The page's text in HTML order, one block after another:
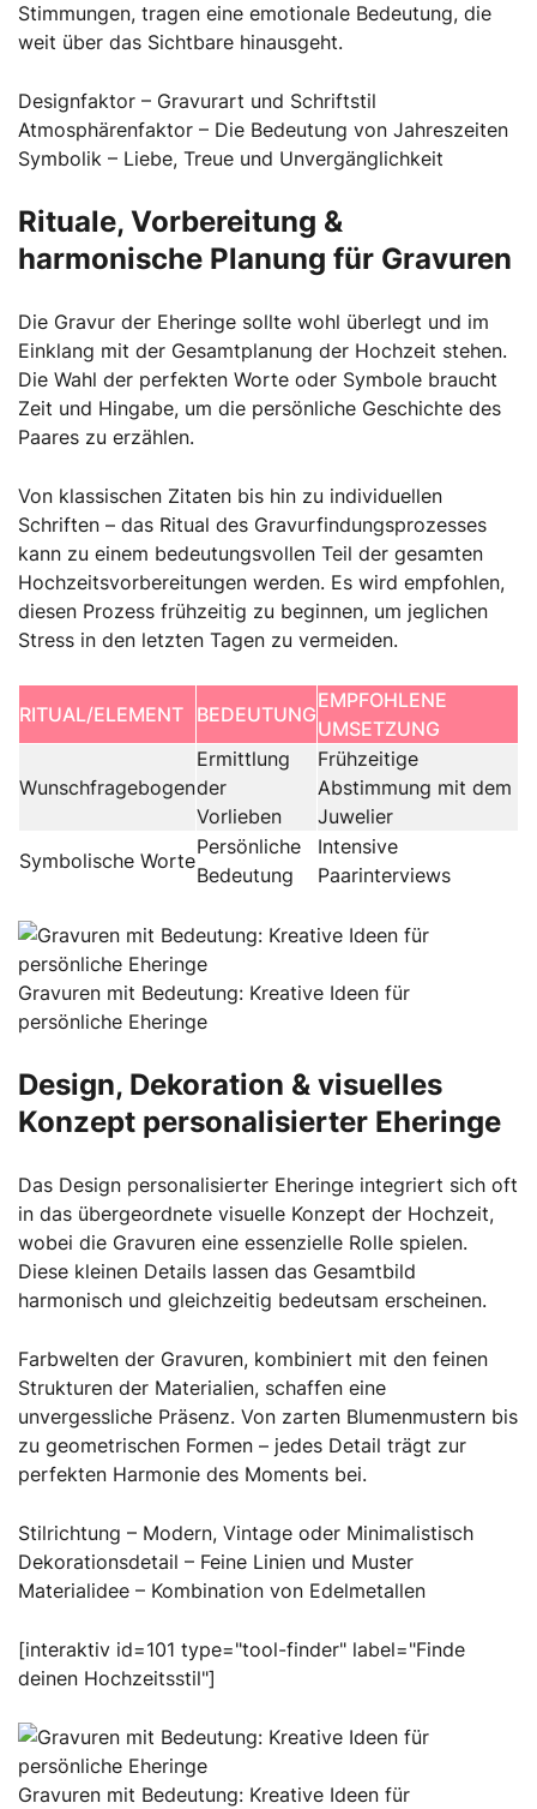
Stimmungen, tragen eine emotionale Bedeutung, die
weit über das Sichtbare hinausgeht.
Designfaktor – Gravurart und Schriftstil
Atmosphärenfaktor – Die Bedeutung von Jahreszeiten
Symbolik – Liebe, Treue und Unvergänglichkeit
Rituale, Vorbereitung &
harmonische Planung für Gravuren
Die Gravur der Eheringe sollte wohl überlegt und im
Einklang mit der Gesamtplanung der Hochzeit stehen.
Die Wahl der perfekten Worte oder Symbole braucht
Zeit und Hingabe, um die persönliche Geschichte des
Paares zu erzählen.
Von klassischen Zitaten bis hin zu individuellen
Schriften – das Ritual des Gravurfindungsprozesses
kann zu einem bedeutungsvollen Teil der gesamten
Hochzeitsvorbereitungen werden. Es wird empfohlen,
diesen Prozess frühzeitig zu beginnen, um jeglichen
Stress in den letzten Tagen zu vermeiden.
RITUAL/ELEMENT BEDEUTUNG
EMPFOHLENE
UMSETZUNG
Wunschfragebogen
Ermittlung
der
Vorlieben
Frühzeitige
Abstimmung mit dem
Juwelier
Symbolische Worte
Persönliche
Bedeutung
Intensive
Paarinterviews
Gravuren mit Bedeutung: Kreative Ideen für
persönliche Eheringe
Design, Dekoration & visuelles
Konzept personalisierter Eheringe
Das Design personalisierter Eheringe integriert sich oft
in das übergeordnete visuelle Konzept der Hochzeit,
wobei die Gravuren eine essenzielle Rolle spielen.
Diese kleinen Details lassen das Gesamtbild
harmonisch und gleichzeitig bedeutsam erscheinen.
Farbwelten der Gravuren, kombiniert mit den feinen
Strukturen der Materialien, schaffen eine
unvergessliche Präsenz. Von zarten Blumenmustern bis
zu geometrischen Formen – jedes Detail trägt zur
perfekten Harmonie des Moments bei.
Stilrichtung – Modern, Vintage oder Minimalistisch
Dekorationsdetail – Feine Linien und Muster
Materialidee – Kombination von Edelmetallen
[interaktiv id=101 type="tool-finder" label="Finde
deinen Hochzeitsstil"]
Gravuren mit Bedeutung: Kreative Ideen für